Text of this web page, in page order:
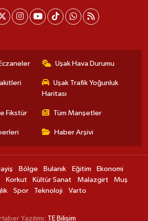
Uşak Hava Durumu
Uşak Trafik Yoğunluk
Haritası
Fikstür Tüm Manşetler
Haber Arşivi
Bölge Bulanık Eğitim
Ekonomi
Korkut Kültür Sanat Malazgirt
Muş
Spor Teknoloji Varto
Haber Yazılımı: TE Bilişim